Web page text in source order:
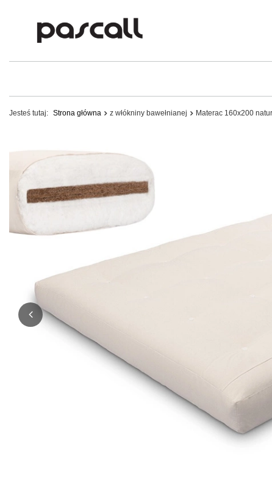
Jesteś tutaj: Strona główna z włókniny bawełnianej Materac 160x200